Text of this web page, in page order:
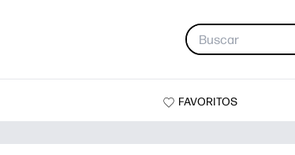
FAVORITOS